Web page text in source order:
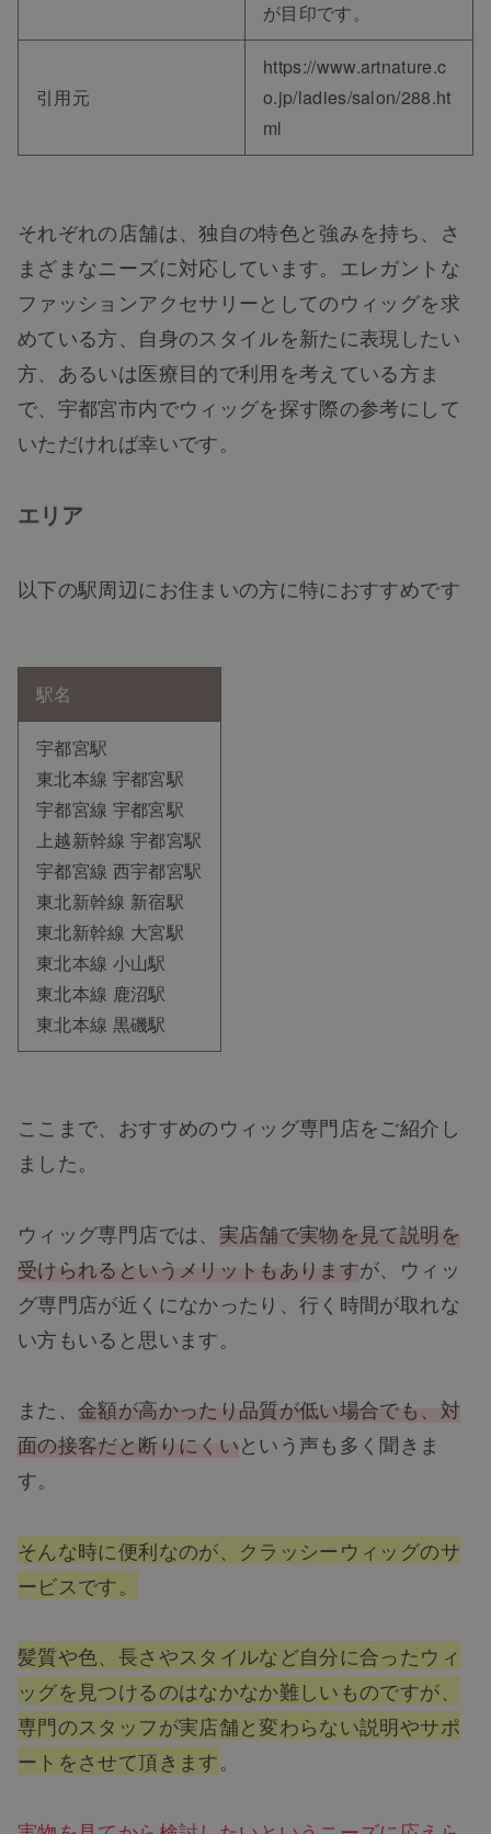
が目印です。
引用元
https://www.artnature.c
o.jp/ladies/salon/288.ht
ml
それぞれの店舗は、独自の特色と強みを持ち、さ
まざまなニーズに対応しています。エレガントな
ファッションアクセサリーとしてのウィッグを求
めている方、自身のスタイルを新たに表現したい
方、あるいは医療目的で利用を考えている方ま
で、宇都宮市内でウィッグを探す際の参考にして
いただければ幸いです。
エリア
以下の駅周辺にお住まいの方に特におすすめです
駅名
宇都宮駅
東北本線 宇都宮駅
宇都宮線 宇都宮駅
上越新幹線 宇都宮駅
宇都宮線 西宇都宮駅
東北新幹線 新宿駅
東北新幹線 大宮駅
東北本線 小山駅
東北本線 鹿沼駅
東北本線 黒磯駅
ここまで、おすすめのウィッグ専門店をご紹介し
ました。
ウィッグ専門店では、 実店舗で実物を見て説明を
受けられるというメリットもありますが、ウィッ
グ専門店が近くになかったり、行く時間が取れな
い方もいると思います。
また、金額が高かったり品質が低い場合でも、対
面の接客だと断りにくいという声も多く聞きま
す。
そんな時に便利なのが、クラッシーウィッグのサ
ービスです。
髪質や色、長さやスタイルなど自分に合ったウィ
ッグを見つけるのはなかなか難しいものですが、
専門のスタッフが実店舗と変わらない説明やサポ
ートをさせて頂きます。